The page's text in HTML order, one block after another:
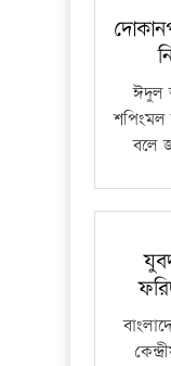
ঈদুল
শপিংমল
বলে